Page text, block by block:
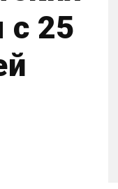
с 25